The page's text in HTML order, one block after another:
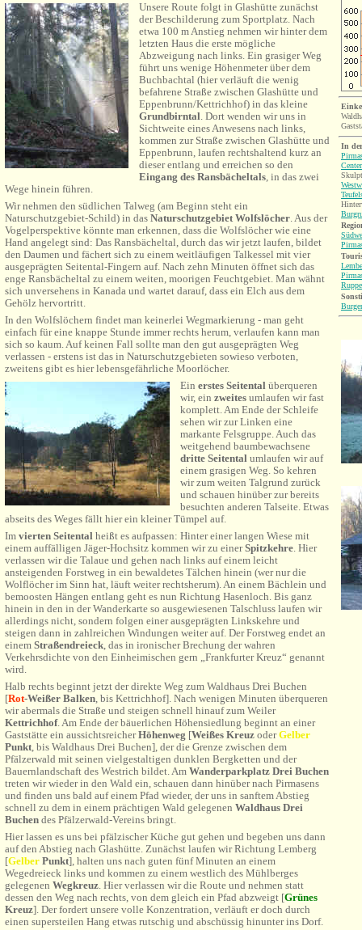
Unsere Route folgt in Glashütte zunächst
der Beschilderung zum Sportplatz. Nach
etwa 100 m Anstieg nehmen wir hinter dem
letzten Haus die erste mögliche
Abzweigung nach links. Ein grasiger Weg
führt uns wenige Höhenmeter über dem
Buchbachtal (hier verläuft die wenig
befahrene Straße zwischen Glashütte und
Eppenbrunn/Kettrichhof) in das kleine
Grundbirntal. Dort wenden wir uns in
Sichtweite eines Anwesens nach links,
kommen zur Straße zwischen Glashütte und
Eppenbrunn, laufen rechtshaltend kurz an
dieser entlang und erreichen so den
Eingang des Ransbächeltals, in das zwei
Wege hinein führen.
Wir nehmen den südlichen Talweg (am Beginn steht ein
Naturschutzgebiet-Schild) in das Naturschutzgebiet Wolfslöcher. Aus der
Vogelperspektive könnte man erkennen, dass die Wolfslöcher wie eine
Hand angelegt sind: Das Ransbächeltal, durch das wir jetzt laufen, bildet
den Daumen und fächert sich zu einem weitläufigen Talkessel mit vier
ausgeprägten Seitental-Fingern auf. Nach zehn Minuten öffnet sich das
enge Ransbächeltal zu einem weiten, moorigen Feuchtgebiet. Man wähnt
sich unversehens in Kanada und wartet darauf, dass ein Elch aus dem
Gehölz hervortritt.
In den Wolfslöchern findet man keinerlei Wegmarkierung - man geht
einfach für eine knappe Stunde immer rechts herum, verlaufen kann man
sich so kaum. Auf keinen Fall sollte man den gut ausgeprägten Weg
verlassen - erstens ist das in Naturschutzgebieten sowieso verboten,
zweitens gibt es hier lebensgefährliche Moorlöcher.
Ein erstes Seitental überqueren
wir, ein zweites umlaufen wir fast
komplett. Am Ende der Schleife
sehen wir zur Linken eine
markante Felsgruppe. Auch das
weitgehend baumbewachsene
dritte Seitental umlaufen wir auf
einem grasigen Weg. So kehren
wir zum weiten Talgrund zurück
und schauen hinüber zur bereits
besuchten anderen Talseite. Etwas
abseits des Weges fällt hier ein kleiner Tümpel auf.
Im vierten Seitental heißt es aufpassen: Hinter einer langen Wiese mit
einem auffälligen Jäger-Hochsitz kommen wir zu einerSpitzkehre. Hier
verlassen wir die Talaue und gehen nach links auf einem leicht
ansteigenden Forstweg in ein bewaldetes Tälchen hinein (wer nur die
Wolflöcher im Sinn hat, läuft weiter rechtsherum). An einem Bächlein und
bemoosten Hängen entlang geht es nun Richtung Hasenloch. Bis ganz
hinein in den in der Wanderkarte so ausgewiesenen Talschluss laufen wir
allerdings nicht, sondern folgen einer ausgeprägten Linkskehre und
steigen dann in zahlreichen Windungen weiter auf. Der Forstweg endet an
einem Straßendreieck, das in ironischer Brechung der wahren
Verkehrsdichte von den Einheimischen gern „Frankfurter Kreuz“ genannt
wird.
Halb rechts beginnt jetzt der direkte Weg zum Waldhaus Drei Buchen
[Rot-Weißer Balken, bis Kettrichhof]. Nach wenigen Minuten überqueren
wir abermals die Straße und steigen schnell hinauf zum Weiler
Kettrichhof. Am Ende der bäuerlichen Höhensiedlung beginnt an einer
Gaststätte ein aussichtsreicherHöhenweg [Weißes Kreuz oderGelber
Punkt, bis Waldhaus Drei Buchen], der die Grenze zwischen dem
Pfälzerwald mit seinen vielgestaltigen dunklen Bergketten und der
Bauernlandschaft des Westrich bildet. Am Wanderparkplatz Drei Buchen
treten wir wieder in den Wald ein, schauen dann hinüber nach Pirmasens
und finden uns bald auf einem Pfad wieder, der uns in sanftem Abstieg
schnell zu dem in einem prächtigen Wald gelegenen Waldhaus Drei
Buchen des Pfälzerwald-Vereins bringt.
Hier lassen es uns bei pfälzischer Küche gut gehen und begeben uns dann
auf den Abstieg nach Glashütte. Zunächst laufen wir Richtung Lemberg
[Gelber Punkt], halten uns nach guten fünf Minuten an einem
Wegedreieck links und kommen zu einem westlich des Mühlberges
gelegenen Wegkreuz. Hier verlassen wir die Route und nehmen statt
dessen den Weg nach rechts, von dem gleich ein Pfad abzweigt [Grünes
Kreuz]. Der fordert unsere volle Konzentration, verläuft er doch durch
einen supersteilen Hang etwas rutschig und abschüssig hinunter ins Dorf.
In
Center